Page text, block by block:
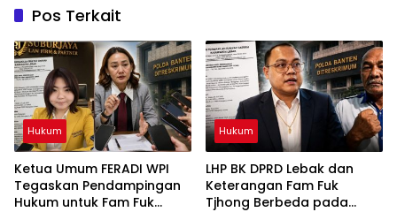
Pos Terkait
Hukum
Ketua Umum FERADI WPI
Tegaskan Pendampingan
Hukum untuk Fam Fuk
Hukum
LHP BK DPRD Lebak dan
Keterangan Fam Fuk
Tjhong Berbeda pada